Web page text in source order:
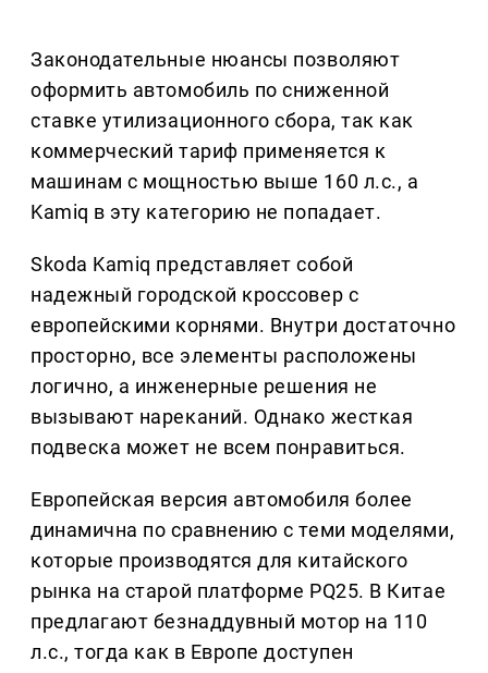
Законодательные нюансы позволяют
оформить автомобиль по сниженной
ставке утилизационного сбора, так как
коммерческий тариф применяется к
машинам с мощностью выше 160 л.с., а
Kamiq в эту категорию не попадает.
Skoda Kamiq представляет собой
надежный городской кроссовер с
европейскими корнями. Внутри достаточно
просторно, все элементы расположены
логично, а инженерные решения не
вызывают нареканий. Однако жесткая
подвеска может не всем понравиться.
Европейская версия автомобиля более
динамична по сравнению с теми моделями,
которые производятся для китайского
рынка на старой платформе PQ25. В Китае
предлагают безнаддувный мотор на 110
л.с., тогда как в Европе доступен